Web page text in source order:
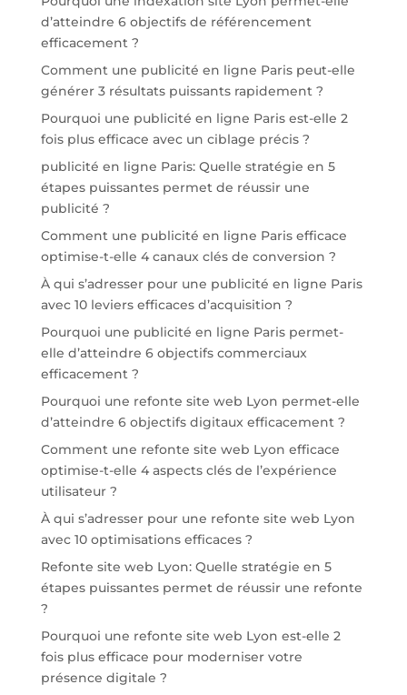
d’atteindre 6 objectifs de référencement
efficacement ?
Comment une publicité en ligne Paris peut-elle
générer 3 résultats puissants rapidement ?
Pourquoi une publicité en ligne Paris est-elle 2
fois plus efficace avec un ciblage précis ?
publicité en ligne Paris: Quelle stratégie en 5
étapes puissantes permet de réussir une
publicité ?
Comment une publicité en ligne Paris efficace
optimise-t-elle 4 canaux clés de conversion ?
À qui s’adresser pour une publicité en ligne Paris
avec 10 leviers efficaces d’acquisition ?
Pourquoi une publicité en ligne Paris permet-
elle d’atteindre 6 objectifs commerciaux
efficacement ?
Pourquoi une refonte site web Lyon permet-elle
d’atteindre 6 objectifs digitaux efficacement ?
Comment une refonte site web Lyon efficace
optimise-t-elle 4 aspects clés de l’expérience
utilisateur ?
À qui s’adresser pour une refonte site web Lyon
avec 10 optimisations efficaces ?
Refonte site web Lyon: Quelle stratégie en 5
étapes puissantes permet de réussir une refonte
?
Pourquoi une refonte site web Lyon est-elle 2
fois plus efficace pour moderniser votre
présence digitale ?